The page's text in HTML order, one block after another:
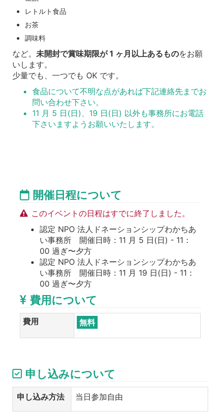
レトルト食品
お茶
調味料
など。 未開封で賞味期限が 1 ヶ月以上あるものをお願
いします。
少量でも、一つでも OK です。
食品について不明な点があれば下記連絡先までお
問い合わせ下さい。
11 月 5 日(日)、19 日(日) 以外も事務所にお電話
下さいますようお願いいたします。
開催日程について
このイベントの日程はすでに終了しました。
認定 NPO 法人ドネーションシップわかちあ
い事務所 開催日時：11 月 5 日(日) - 11：
00 過ぎ〜夕方
認定 NPO 法人ドネーションシップわかちあ
い事務所 開催日時：11 月 19 日(日) - 11：
00 過ぎ〜夕方
費用について
費用 無料
申し込みについて
申し込み方法 当日参加自由